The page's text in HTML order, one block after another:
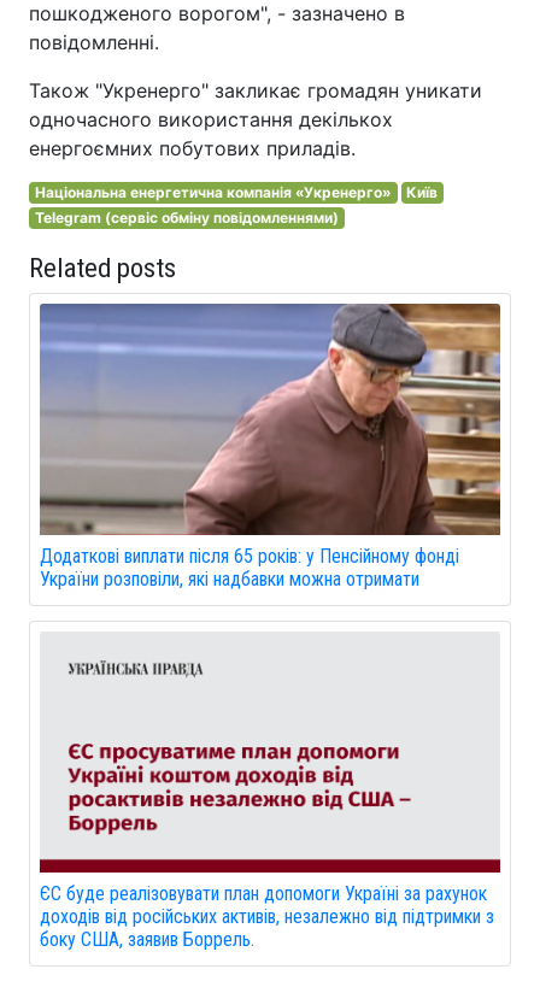
пошкодженого ворогом", - зазначено в
повідомленні.
Також "Укренерго" закликає громадян уникати
одночасного використання декількох
енергоємних побутових приладів.
Національна енергетична компанія «Укренерго»
Київ
Telegram (сервіс обміну повідомленнями)
Related posts
Додаткові виплати після 65 років: у Пенсійному фонді
України розповіли, які надбавки можна отримати
ЄС буде реалізовувати план допомоги Україні за рахунок
доходів від російських активів, незалежно від підтримки з
боку США, заявив Боррель.